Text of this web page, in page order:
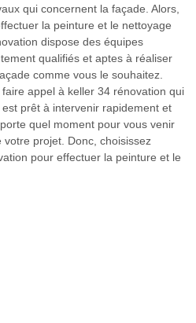
qui concernent la façade. Alors,
la peinture et le nettoyage
dispose des équipes
qualifiés et aptes à réaliser
comme vous le souhaitez.
appel à keller 34 rénovation qui
prêt à intervenir rapidement et
quel moment pour vous venir
projet. Donc, choisissez
pour effectuer la peinture et le